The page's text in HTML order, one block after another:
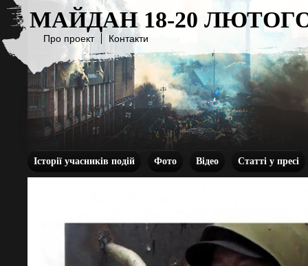
МАЙДАН 18-20
Про проект Контакти
Історії учасників подій Фото Відео Статті у пресі